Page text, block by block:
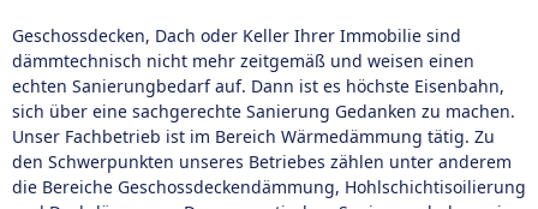
Geschossdecken, Dach oder Keller Ihrer Immobilie sind
dämmtechnisch nicht mehr zeitgemäß und weisen einen
echten Sanierungbedarf auf. Dann ist es höchste Eisenbahn,
sich über eine sachgerechte Sanierung Gedanken zu machen.
Unser Fachbetrieb ist im Bereich Wärmedämmung tätig. Zu
den Schwerpunkten unseres Betriebes zählen unter anderem
die Bereiche Geschossdeckendämmung, Hohlschichtisoilierung